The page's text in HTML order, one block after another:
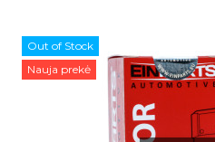
Out of Stock
Nauja prekė